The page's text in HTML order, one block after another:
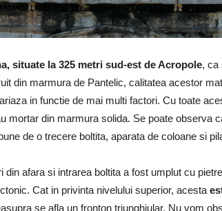
situate la 325 metri sud-est de Acropole, ca
din marmura de Pantelic, calitatea acestor
in functie de mai multi factori. Cu toate
mortar din marmura solida. Se poate observa
de o trecere boltita, aparata de coloane si
din afara si intrarea boltita a fost umplut cu
Cat in privinta nivelului superior, acesta
se afla un fronton triunghiular. Nu vom